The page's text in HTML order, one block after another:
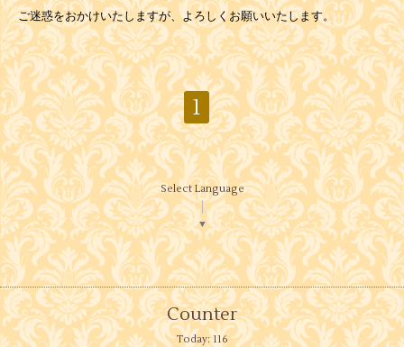
ご迷惑をおかけいたしますが、よろしくお願いいたします。
1
Select Language
▼
Counter
Today:116